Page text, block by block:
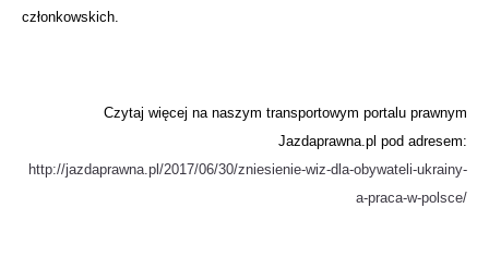
członkowskich.
Czytaj więcej na naszym transportowym portalu prawnym
Jazdaprawna.pl pod adresem:
http://jazdaprawna.pl/2017/06/30/zniesienie-wiz-dla-obywateli-ukrainy-
a-praca-w-polsce/